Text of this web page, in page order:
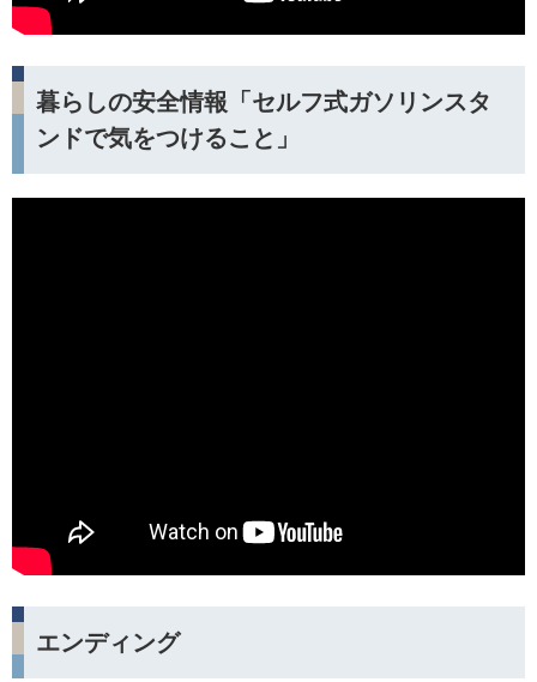
暮らしの安全情報「セルフ式ガソリンスタ
ンドで気をつけること」
エンディング